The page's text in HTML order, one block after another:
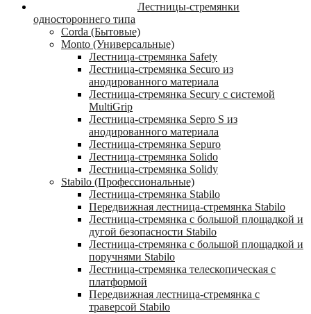
Лестницы-стремянки
одностороннего типа
Corda (Бытовые)
Monto (Универсальные)
Лестница-стремянка Safety
Лестница-стремянка Securo из
анодированного материала
Лестница-стремянка Secury с системой
MultiGrip
Лестница-стремянка Sepro S из
анодированного материала
Лестница-стремянка Sepuro
Лестница-стремянка Solido
Лестница-стремянка Solidy
Stabilo (Профессиональные)
Лестница-стремянка Stabilo
Передвижная лестница-стремянка Stabilo
Лестница-стремянка с большой площадкой и
дугой безопасности Stabilo
Лестница-стремянка с большой площадкой и
поручнями Stabilo
Лестница-стремянка телескопическая с
платформой
Передвижная лестница-стремянка с
траверсой Stabilo